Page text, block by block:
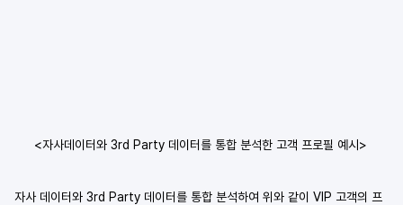
<자사데이터와 3rd Party 데이터를 통합 분석한 고객 프로필 예시>
자사 데이터와 3rd Party 데이터를 통합 분석하여 위와 같이 VIP 고객의 프